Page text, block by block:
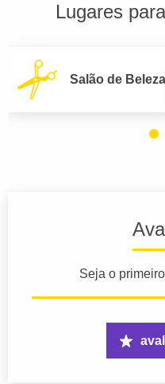
Lugares
Salão de Beleza
Seja o